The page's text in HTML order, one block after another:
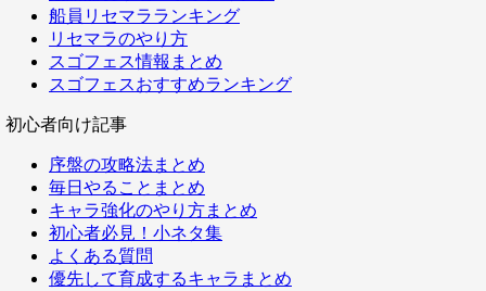
船員リセマラランキング
リセマラのやり方
スゴフェス情報まとめ
スゴフェスおすすめランキング
初心者向け記事
序盤の攻略法まとめ
毎日やることまとめ
キャラ強化のやり方まとめ
初心者必見！小ネタ集
よくある質問
優先して育成するキャラまとめ